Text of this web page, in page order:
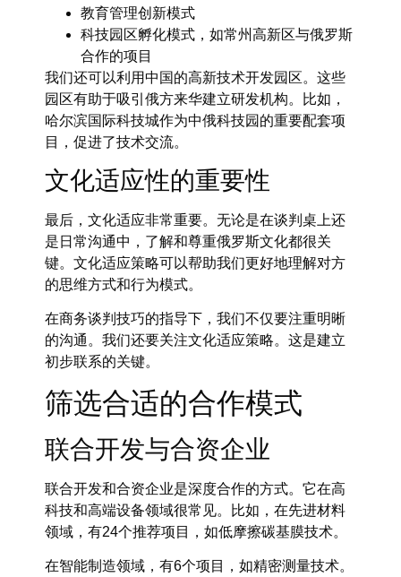
教育管理创新模式
科技园区孵化模式，如常州高新区与俄罗斯
合作的项目
我们还可以利用中国的高新技术开发园区。这些
园区有助于吸引俄方来华建立研发机构。比如，
哈尔滨国际科技城作为中俄科技园的重要配套项
目，促进了技术交流。
文化适应性的重要性
最后，文化适应非常重要。无论是在谈判桌上还
是日常沟通中，了解和尊重俄罗斯文化都很关
键。文化适应策略可以帮助我们更好地理解对方
的思维方式和行为模式。
在商务谈判技巧的指导下，我们不仅要注重明晰
的沟通。我们还要关注文化适应策略。这是建立
初步联系的关键。
筛选合适的合作模式
联合开发与合资企业
联合开发和合资企业是深度合作的方式。它在高
科技和高端设备领域很常见。比如，在先进材料
领域，有24个推荐项目，如低摩擦碳基膜技术。
在智能制造领域，有6个项目，如精密测量技术。